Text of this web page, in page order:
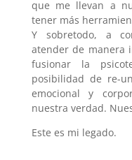
que me llevan a
tener más
Y sobretodo, a
atender de manera
fusionar la
posibilidad de re-
emocional y
nuestra verdad.
Este es mi legado.